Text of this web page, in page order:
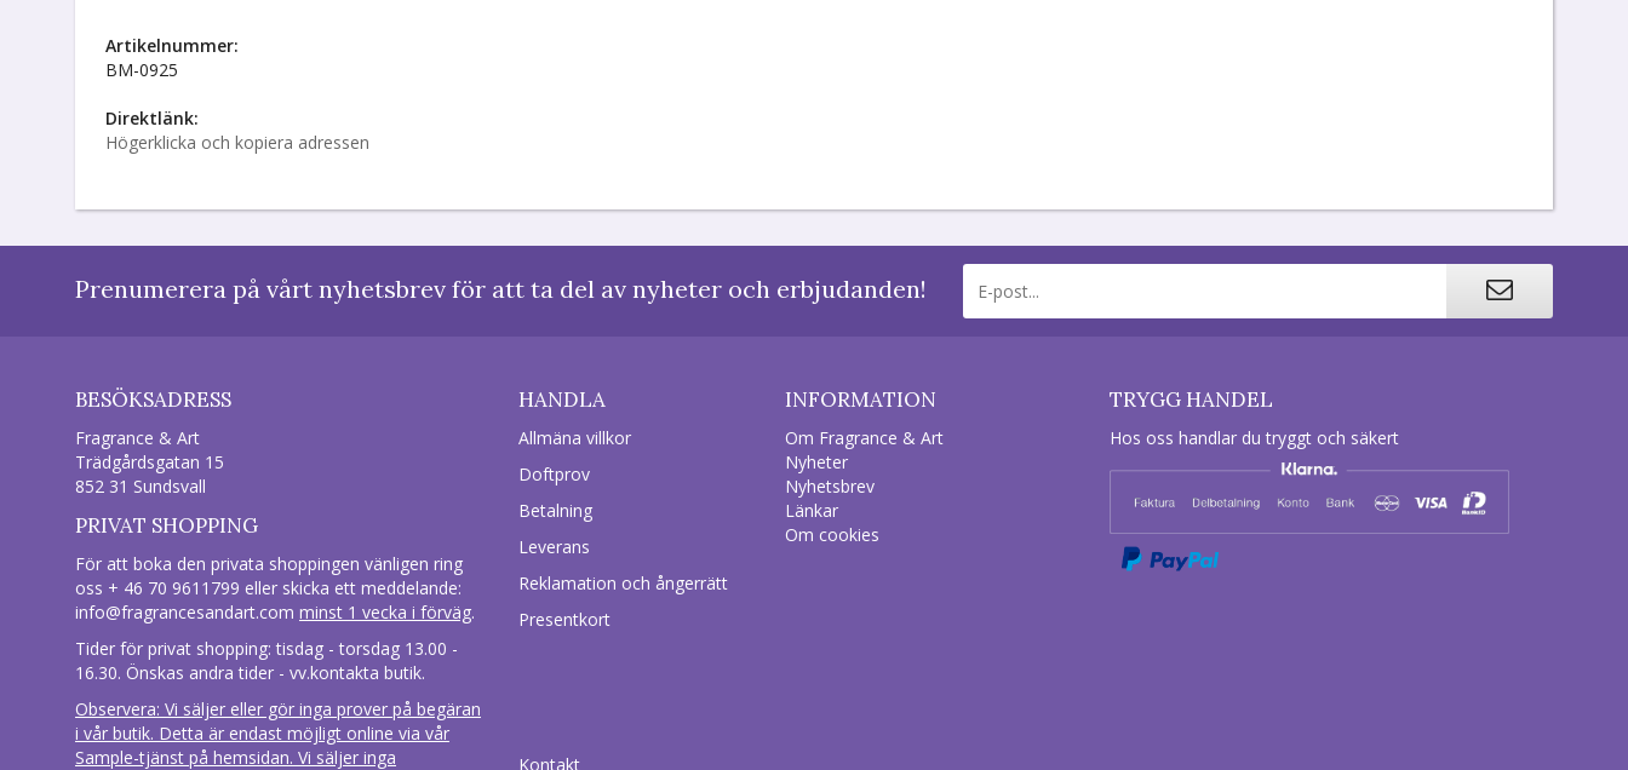
Artikelnummer:
BM-0925
Direktlänk:
Högerklicka och kopiera adressen
Prenumerera på vårt nyhetsbrev för att ta del av nyheter och erbjudanden!
BESÖKSADRESS
Fragrance & Art
Trädgårdsgatan 15
852 31 Sundsvall
PRIVAT SHOPPING
För att boka den privata shoppingen vänligen ring
oss + 46 70 9611799 eller skicka ett meddelande:
info@fragrancesandart.com minst 1 vecka i förväg.
Tider för privat shopping: tisdag - torsdag 13.00 -
16.30. Önskas andra tider - vv.kontakta butik.
Observera: Vi säljer eller gör inga prover på begäran
i vår butik. Detta är endast möjligt online via vår
Sample-tjänst på hemsidan. Vi säljer inga
HANDLA
Allmäna villkor
Doftprov
Betalning
Leverans
Reklamation och ångerrätt
Presentkort
Kontakt
INFORMATION
Om Fragrance & Art
Nyheter
Nyhetsbrev
Länkar
Om cookies
TRYGG HANDEL
Hos oss handlar du tryggt och säkert